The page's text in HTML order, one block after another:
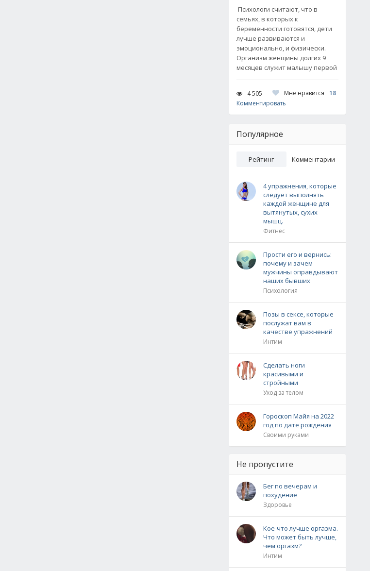
Психологи считают, что в
семьях, в которых к
беременности готовятся, дети
лучше развиваются и
эмоционально, и физически.
Организм женщины долгих 9
месяцев служит малышу первой
4 505 Мне нравится
18
Комментировать
Популярное
Рейтинг Комментарии
4 упражнения, которые
следует выполнять
каждой женщине для
вытянутых, сухих
мышц.
Фитнес
Прости его и вернись:
почему и зачем
мужчины оправдывают
наших бывших
Психология
Позы в сексе, которые
послужат вам в
качестве упражнений
Интим
Сделать ноги
красивыми и
стройными
Уход за телом
Гороскоп Майя на 2022
год по дате рождения
Своими руками
Не пропустите
Бег по вечерам и
похудение
Здоровье
Кое-что лучше оргазма.
Что может быть лучше,
чем оргазм?
Интим